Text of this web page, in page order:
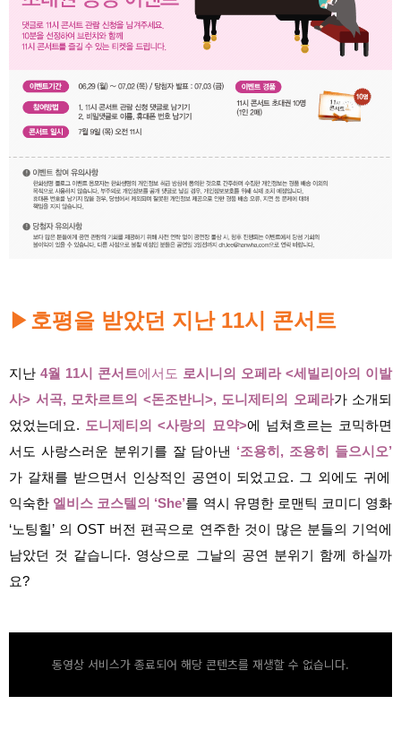
▶ 호평을 받았던 지난 11시 콘서트
지난 4월 11시 콘서트에서도 로시니의 오페라 <세빌리아의 이발
사> 서곡, 모차르트의 <돈조반니>, 도니제티의 오페라가 소개되
었었는데요. 도니제티의 <사랑의 묘약>에 넘쳐흐르는 코믹하면
서도 사랑스러운 분위기를 잘 담아낸 ‘조용히, 조용히 들으시오’
가 갈채를 받으면서 인상적인 공연이 되었고요. 그 외에도 귀에
익숙한 엘비스 코스텔의 ‘She’를 역시 유명한 로맨틱 코미디 영화
‘노팅힐’ 의 OST 버전 편곡으로 연주한 것이 많은 분들의 기억에
남았던 것 같습니다. 영상으로 그날의 공연 분위기 함께 하실까
요?
동영상 서비스가 종료되어 해당 콘텐츠를 재생할 수 없습니다.